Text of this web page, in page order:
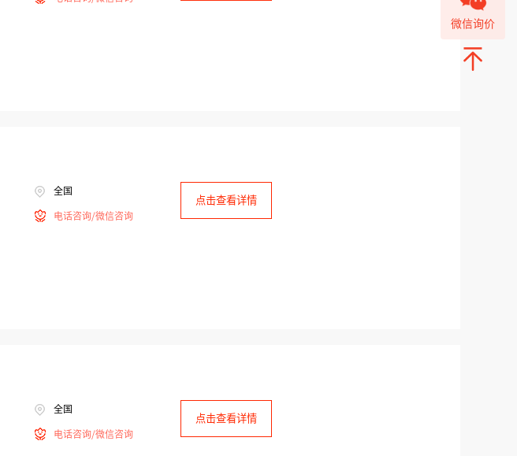
全国
电话咨询/微信咨询
点击查看详情
全国
电话咨询/微信咨询
点击查看详情
微信询价